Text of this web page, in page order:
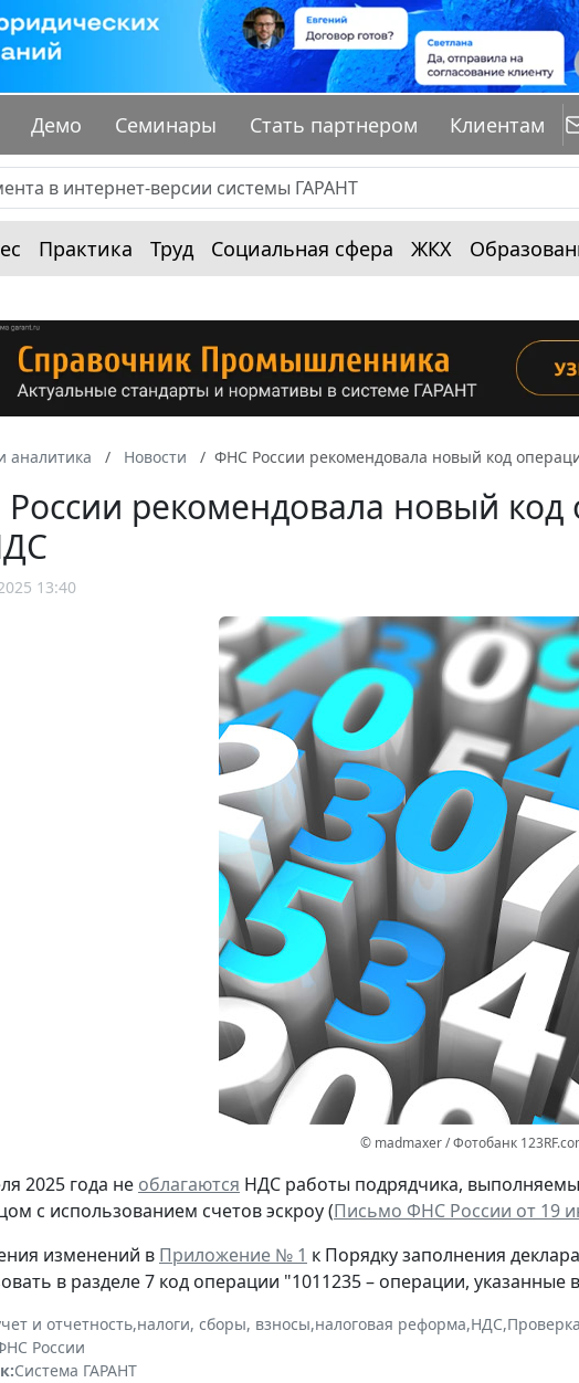
Демо Семинары Стать партнером Клиентам
Практика Труд Социальная сфера ЖКХ
аналитика Новости ФНС России рекомендовала новый код
рекомендовала новый код
13:40
© madmaxer / Фотобанк
2025 года не облагаются НДС работы подрядчика,
с использованием счетов эскроу (Письмо ФНС России от 19
изменений в Приложение № 1 к Порядку заполнения
в разделе 7 код операции "1011235 – операции, указанные
и отчетность,налоги, сборы, взносы,налоговая реформа,НДС,
России
Система ГАРАНТ